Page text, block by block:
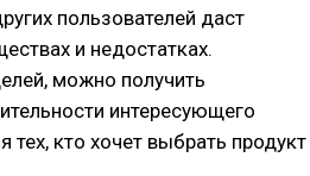
пользователей даст
и недостатках.
можно получить
интересующего
тех, кто хочет выбрать продукт